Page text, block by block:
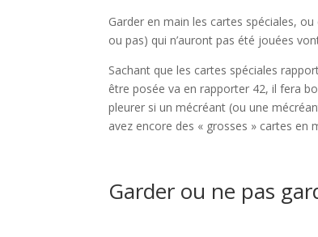
Garder en main les cartes spéciales,
ou pas) qui n’auront pas été jouées
Sachant que les cartes spéciales
être posée va en rapporter 42, il fera
pleurer si un mécréant (ou une
avez encore des « grosses » cartes en
Garder ou ne pas